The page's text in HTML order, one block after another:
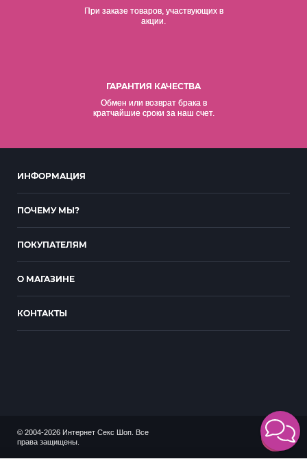
При заказе товаров, участвующих в
акции.
ГАРАНТИЯ КАЧЕСТВА
Обмен или возврат брака в
кратчайшие сроки за наш счет.
ИНФОРМАЦИЯ
ПОЧЕМУ МЫ?
ПОКУПАТЕЛЯМ
О МАГАЗИНЕ
КОНТАКТЫ
© 2004-2026 Интернет Секс Шоп. Все
права защищены.
18+